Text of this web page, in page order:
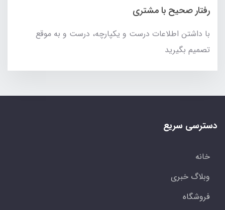
رفتار صحیح با مشتری
با داشتن اطلاعات درست و یکپارچه، درست و به موقع
تصمیم بگیرید
دسترسی سریع
خانه
وبلاگ خبری
فروشگاه